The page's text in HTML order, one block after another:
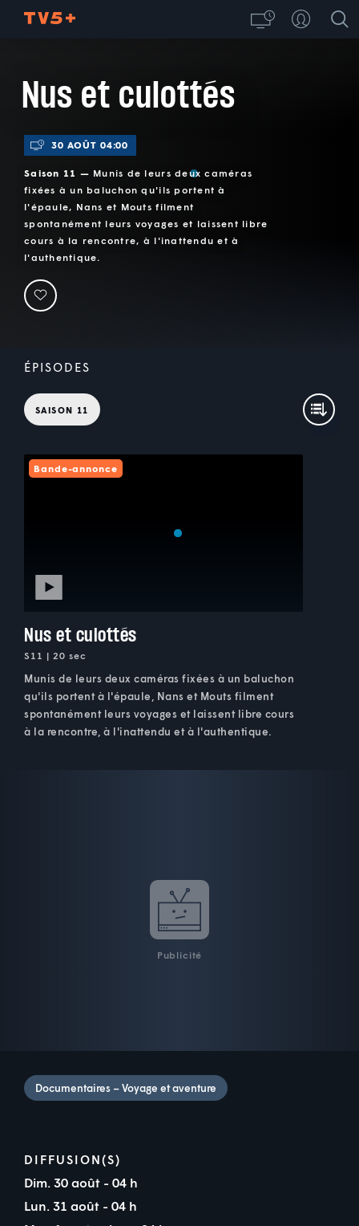
Nus et culottés
30 AOÛT 04:00
Saison 11 — Munis de leurs deux caméras
fixées à un baluchon qu'ils portent à
l'épaule, Nans et Mouts filment
spontanément leurs voyages et laissent libre
cours à la rencontre, à l'inattendu et à
l'authentique.
ÉPISODES
SAISON 11
Bande-annonce
Nus et culottés
S11 | 20 sec
Munis de leurs deux caméras fixées à un baluchon
qu'ils portent à l'épaule, Nans et Mouts filment
spontanément leurs voyages et laissent libre cours
à la rencontre, à l'inattendu et à l'authentique.
Publicité
Documentaires – Voyage et aventure
DIFFUSION(S)
Dim. 30 août - 04 h
Lun. 31 août - 04 h